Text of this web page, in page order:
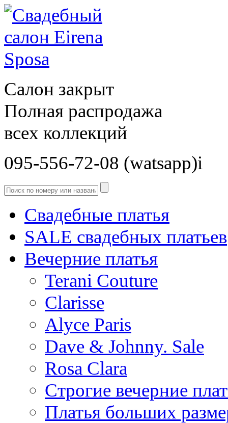
Салон закрыт
Полная распродажа
всех коллекций
095-556-72-08 (watsapp)і
Свадебные платья
SALE cвадебных платьев
Вечерние платья
Terani Couture
Clarisse
Alyce Paris
Dave & Johnny. Sale
Rosa Clara
Строгие вечерние
Платья больших